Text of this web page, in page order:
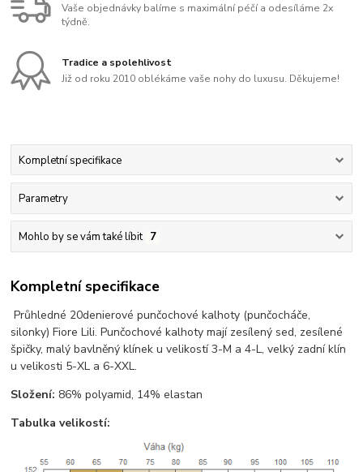
Vaše objednávky balíme s maximální péčí a odesíláme 2x
týdně.
Tradice a spolehlivost
Již od roku 2010 oblékáme vaše nohy do luxusu. Děkujeme!
Kompletní specifikace
Parametry
Mohlo by se vám také líbit 7
Kompletní specifikace
Průhledné 20denierové punčochové kalhoty (punčocháče,
silonky) Fiore Lili. Punčochové kalhoty mají zesílený sed, zesílené
špičky, malý bavlněný klínek u velikostí 3-M a 4-L, velký zadní klín
u velikosti 5-XL a 6-XXL.
Složení: 86% polyamid, 14% elastan
Tabulka velikostí: